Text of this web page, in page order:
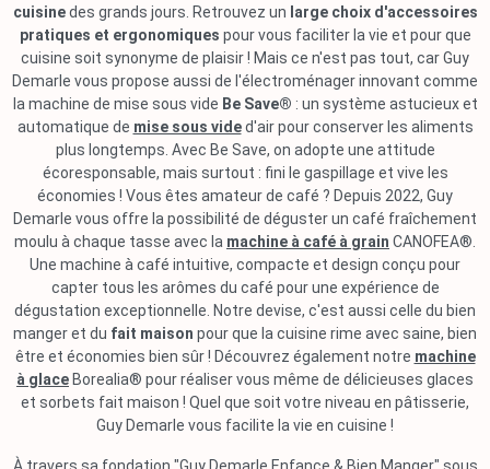
cuisinedes grands jours. Retrouvez un large choix d'accessoires
pratiques et ergonomiques pour vous faciliter la vie et pour que
cuisine soit synonyme de plaisir ! Mais ce n'est pas tout, car Guy
Demarle vous propose aussi de l'électroménager innovant comme
la machine de mise sous vide Be Save® : un système astucieux et
automatique de mise sous vided'air pour conserver les aliments
plus longtemps. Avec Be Save, on adopte une attitude
écoresponsable, mais surtout : fini le gaspillage et vive les
économies ! Vous êtes amateur de café ? Depuis 2022, Guy
Demarle vous offre la possibilité de déguster un café fraîchement
moulu à chaque tasse avec la machine à café à grain CANOFEA®.
Une machine à café intuitive, compacte et design conçu pour
capter tous les arômes du café pour une expérience de
dégustation exceptionnelle. Notre devise, c'est aussi celle du bien
manger et du fait maison pour que la cuisine rime avec saine, bien
être et économies bien sûr ! Découvrez également notre machine
à glace Borealia® pour réaliser vous même de délicieuses glaces
et sorbets fait maison ! Quel que soit votre niveau en pâtisserie,
Guy Demarle vous facilite la vie en cuisine !